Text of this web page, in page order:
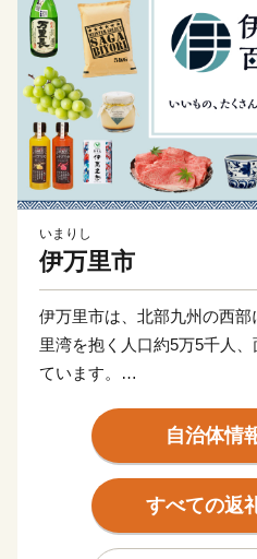
いまりし
伊万里市
伊万里市は、北部九州の西
里湾を抱く人口約5万5千人
ています。
古伊万里や石炭の積出港と
の香りが漂う焼き物などを
る風光明媚なまちです。
自治体情
すべての返